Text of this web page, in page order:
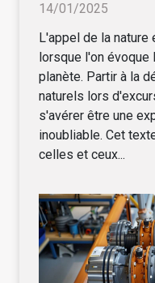
14/01/2025
L'appel de la
lorsque l'on
planète. Partir à la
naturels lors
s'avérer être une
inoubliable. Cet
celles et ceux...